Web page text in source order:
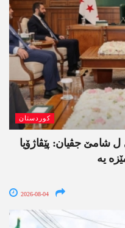
کوردستان
شامێ جڤیان: پێڤاژۆیا
یە
2026-08-04